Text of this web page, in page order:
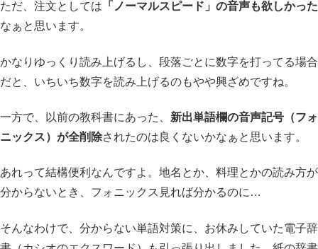
ただ、注文としては 「ノーマルスピード」の音声も欲しかった
なぁと思います。
かなりゆっくり読み上げるし、段落ごとに数字を打ってる場合
だと、いちいち数字を読み上げるのもやや興ざめですね。
一方で、以前の教科書にあった、 新出単語欄の音声記号（フォ
ニックス）が全削除されたのは良くないかなぁと思います。
あれって結構便利なんですよ。地名とか、料理とかの読み方が
分からないとき、フォニックス見れば分かるのに…
そんなわけで、分からない単語対策に、お休みしていた電子辞